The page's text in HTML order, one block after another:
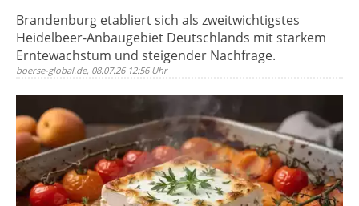
Brandenburg etabliert sich als zweitwichtigstes
Heidelbeer-Anbaugebiet Deutschlands mit starkem
Erntewachstum und steigender Nachfrage.
boerse-global.de, 08.07.26 12:56 Uhr